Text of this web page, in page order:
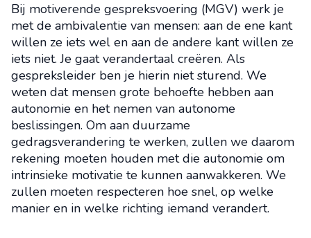
Bij motiverende gespreksvoering (MGV) werk je
met de ambivalentie van mensen: aan de ene kant
willen ze iets wel en aan de andere kant willen ze
iets niet. Je gaat verandertaal creëren. Als
gespreksleider ben je hierin niet sturend. We
weten dat mensen grote behoefte hebben aan
autonomie en het nemen van autonome
beslissingen. Om aan duurzame
gedragsverandering te werken, zullen we daarom
rekening moeten houden met die autonomie om
intrinsieke motivatie te kunnen aanwakkeren. We
zullen moeten respecteren hoe snel, op welke
manier en in welke richting iemand verandert.